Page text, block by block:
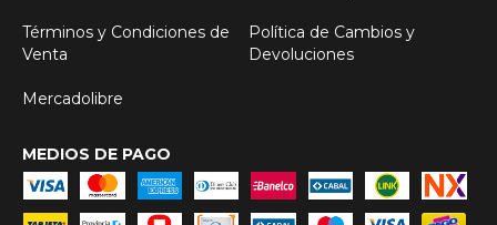
Términos y Condiciones de
Venta
Política de Cambios y
Devoluciones
Mercadolibre
MEDIOS DE PAGO